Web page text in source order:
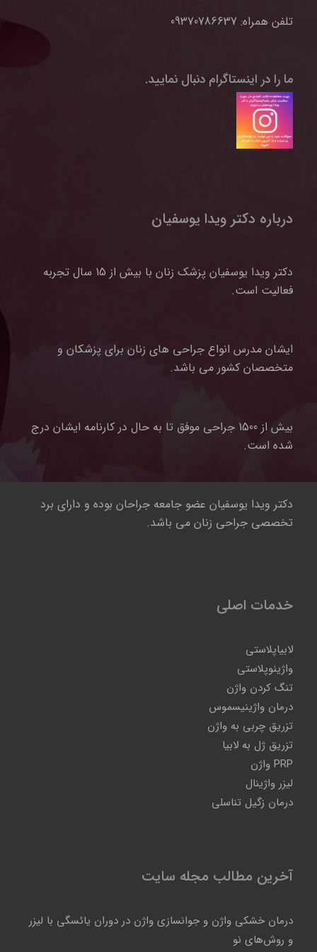
تلفن همراه: 09370786637
ما را در اینستاگرام دنبال نمایید.
درباره دکتر ویدا یوسفیان
دکتر ویدا یوسفیان پزشک زنان با بیش از 15 سال تجربه
فعالیت است.
ایشان مدرس انواع جراحی های زنان برای پزشکان و
متخصصان کشور می باشد.
بیش از 1500 جراحی موفق تا به حال در کارنامه ایشان درج
شده است.
دکتر ویدا یوسفیان عضو جامعه جراحان بوده و دارای برد
تخصصی جراحی زنان می باشد.
خدمات اصلی
لابیاپلاستی
واژینوپلاستی
تنگ کردن واژن
درمان واژینیسموس
تزریق چربی به واژن
تزریق ژل به لابیا
PRP واژن
لیزر واژینال
درمان زگیل تناسلی
آخرین مطالب مجله سایت
درمان خشکی واژن و جوانسازی واژن در دوران یائسگی با لیزر
و روش‌های نو